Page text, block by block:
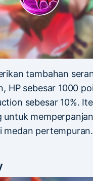
tambahan
HP sebesar 1000
sebesar 10%.
untuk
medan pertempuran.